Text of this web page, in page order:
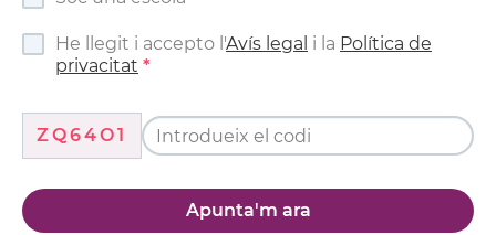
He llegit i accepto l'Avís legal i la Política de
privacitat
ZQ64O1
Apunta'm ara